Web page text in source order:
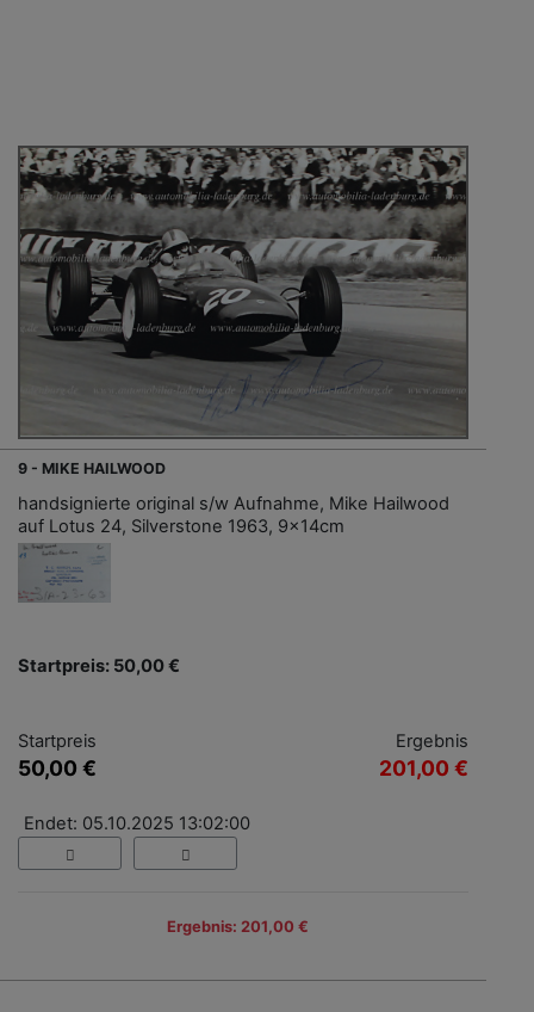
9 - MIKE HAILWOOD
handsignierte original s/w Aufnahme, Mike Hailwood
auf Lotus 24, Silverstone 1963, 9x14cm
Startpreis: 50,00 €
Startpreis
50,00 €
Ergebnis
201,00 €
Endet: 05.10.2025 13:02:00
Ergebnis: 201,00 €